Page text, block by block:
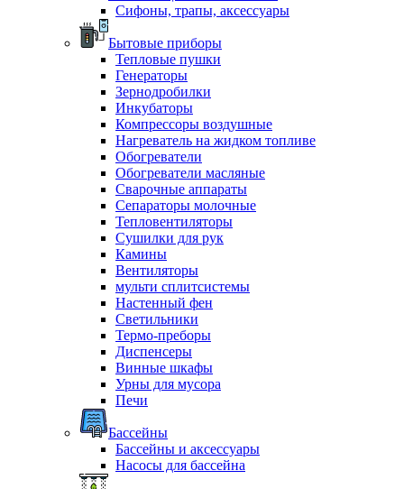
Сифоны, трапы, аксессуары
Бытовые приборы
Тепловые пушки
Генераторы
Зернодробилки
Инкубаторы
Компрессоры воздушные
Нагреватель на жидком топливе
Обогреватели
Обогреватели масляные
Сварочные аппараты
Сепараторы молочные
Тепловентиляторы
Сушилки для рук
Камины
Вентиляторы
мульти сплитсистемы
Настенный фен
Светильники
Термо-преборы
Диспенсеры
Винные шкафы
Урны для мусора
Печи
Бассейны
Бассейны и аксессуары
Насосы для бассейна